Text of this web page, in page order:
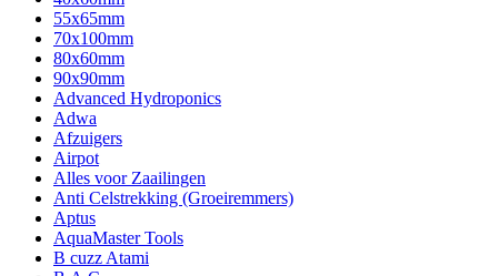
55x65mm
70x100mm
80x60mm
90x90mm
Advanced Hydroponics
Adwa
Afzuigers
Airpot
Alles voor Zaailingen
Anti Celstrekking (Groeiremmers)
Aptus
AquaMaster Tools
B cuzz Atami